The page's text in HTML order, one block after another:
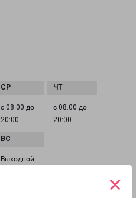
×
с 08:00 до
20:00
с 08:00 до
20:00
Выходной